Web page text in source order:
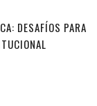
DESAFÍOS PARA